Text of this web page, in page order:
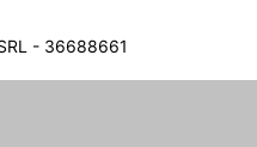
- 36688661